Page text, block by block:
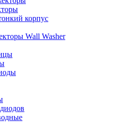
корпус
Wall Washer